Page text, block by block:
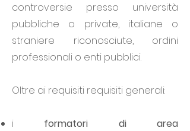
controversie presso università
pubbliche o private, italiane o
straniere riconosciute, ordini
professionali o enti pubblici.
Oltre ai requisiti requisiti generali:
i formatori di area